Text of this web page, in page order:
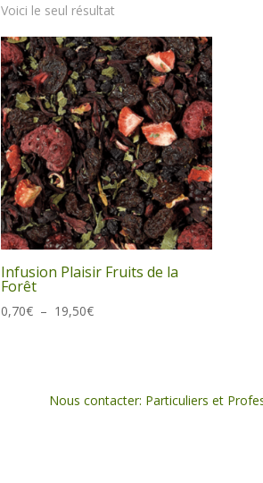
Voici le seul résultat
Infusion Plaisir Fruits de la
Forêt
0,70€ – 19,50€Plage
Nous contacter: Particuliers et